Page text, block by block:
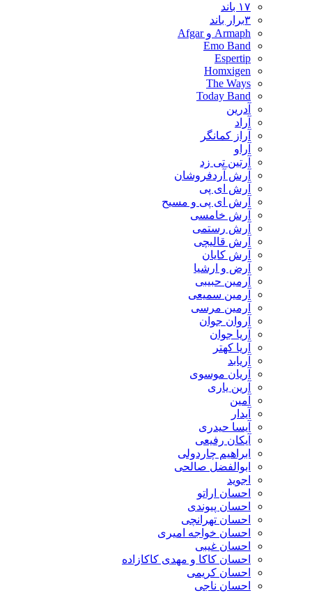
۱۷ باند
۳برار باند
Armaph و Afgar
Emo Band
Espertip
Homxigen
The Ways
Today Band
آدرین
آراد
آراز کمانگر
آراو
آرتین تی زد
آرش آردفروشان
آرش ای پی
آرش ای پی و مسیح
آرش خامسی
آرش رستمی
آرش قالیچی
آرش کایان
​آرض و ارشیا
آرمین حبیبی
آرمین سمیعی
آرمین مرسی
آروان جوان
آریا جوان
آریا کهتر
آریابد
آریان موسوی
آرین یاری
آمین
آیدار
آیسا حیدری
آیکان رفیعی
ابراهیم چاردولی
ابوالفضل صالحی
اجوید
احسان اراتو
احسان پیوندی
احسان تهرانچی
احسان خواجه امیری
احسان غیبی
احسان کاکا و مهدی کاکازاده
احسان کریمی
احسان ناجی